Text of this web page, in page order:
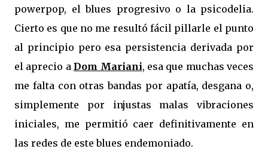
powerpop, el blues progresivo o la psicodelia.
Cierto es que no me resultó fácil pillarle el punto
al principio pero esa persistencia derivada por
el aprecio aDom Mariani, esa que muchas veces
me falta con otras bandas por apatía, desgana o,
simplemente por injustas malas vibraciones
iniciales, me permitió caer definitivamente en
las redes de este blues endemoniado.